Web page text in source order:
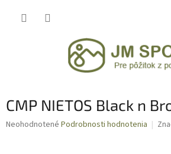
CMP NIETOS Black n
Priemerné
Neohodnotené Podrobnosti hodnotenia